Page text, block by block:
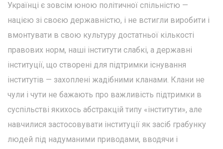
Українці є зовсім юною політичної спільністю —
нацією зі своєю державністю, і не встигли виробити і
вмонтувати в свою культуру достатньої кількості
правових норм, наші інститути слабкі, а державні
інституції, що створені для підтримки існування
інститутів — захоплені жадібними кланами. Клани не
чули і чути не бажають про важливість підтримки в
суспільстві якихось абстракцій типу «інститути», але
навчилися застосовувати інституції як засіб грабунку
людей під надуманими приводами, вводячи і